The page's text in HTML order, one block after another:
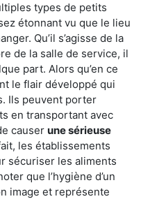
types de petits
étonnant vu que le lieu
Qu’il s’agisse de la
de la salle de service, il
part. Alors qu’en ce
le flair développé qui
Ils peuvent porter
en transportant avec
causer une sérieuse
les établissements
sécuriser les aliments
que l’hygiène d’un
image et représente